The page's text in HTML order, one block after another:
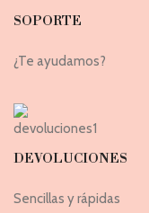
SOPORTE
¿Te ayudamos?
DEVOLUCIONES
Sencillas y rápidas